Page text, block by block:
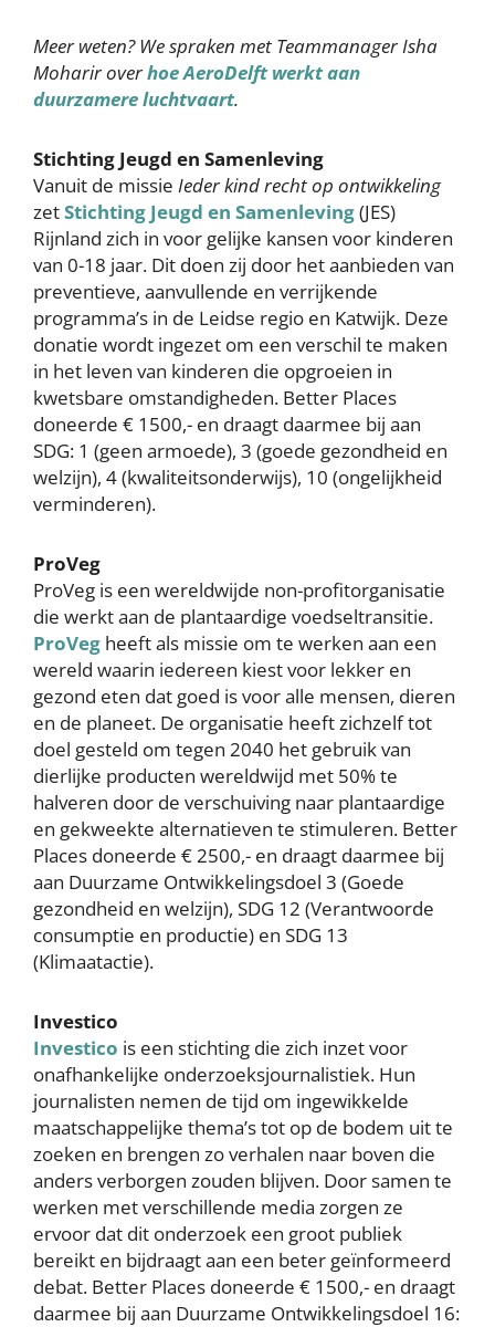
Meer weten? We spraken met Teammanager Isha
Moharir overhoe AeroDelftwerktaan
duurzamere luchtvaart.
Stichting Jeugd en Samenleving
Vanuit de missie Ieder kind recht op ontwikkeling
zetStichting Jeugd en Samenleving(JES)
Rijnland zich in voor gelijke kansen voor kinderen
van 0-18 jaar. Dit doen zij door het aanbieden van
preventieve, aanvullende en verrijkende
programma’s in de Leidse regio en Katwijk. Deze
donatie wordt ingezet om een verschil te maken
in het leven van kinderen die opgroeien in
kwetsbare omstandigheden. Better Places
doneerde € 1500,- en draagt daarmee bij aan
SDG: 1 (geen armoede), 3 (goede gezondheid en
welzijn), 4 (kwaliteitsonderwijs), 10 (ongelijkheid
verminderen).
ProVeg
ProVeg is een wereldwijde non-profitorganisatie
die werkt aan de plantaardige voedseltransitie.
ProVeg heeft als missie om te werken aan een
wereld waarin iedereen kiest voor lekker en
gezond eten dat goed is voor alle mensen, dieren
en de planeet. De organisatie heeft zichzelf tot
doel gesteld om tegen 2040 het gebruik van
dierlijke producten wereldwijd met 50% te
halveren door de verschuiving naar plantaardige
en gekweekte alternatieven te stimuleren. Better
Places doneerde € 2500,- en draagt daarmee bij
aan Duurzame Ontwikkelingsdoel 3 (Goede
gezondheid en welzijn), SDG 12 (Verantwoorde
consumptie en productie) en SDG 13
(Klimaatactie).
Investico
Investico is een stichting die zich inzet voor
onafhankelijke onderzoeksjournalistiek. Hun
journalisten nemen de tijd om ingewikkelde
maatschappelijke thema’s tot op de bodem uit te
zoeken en brengen zo verhalen naar boven die
anders verborgen zouden blijven. Door samen te
werken met verschillende media zorgen ze
ervoor dat dit onderzoek een groot publiek
bereikt en bijdraagt aan een beter geïnformeerd
debat. Better Places doneerde € 1500,- en draagt
daarmee bij aan Duurzame Ontwikkelingsdoel 16: